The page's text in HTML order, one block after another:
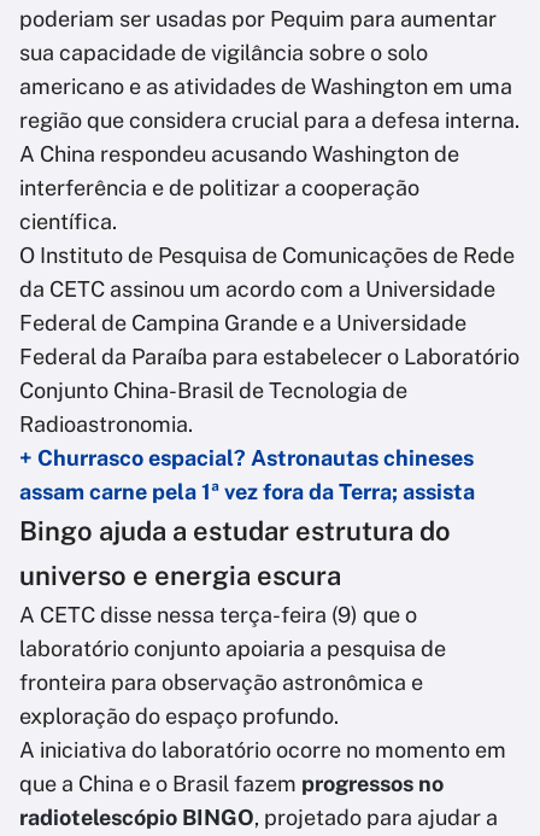
poderiam ser usadas por Pequim para aumentar
sua capacidade de vigilância sobre o solo
americano e as atividades de Washington em uma
região que considera crucial para a defesa interna.
A China respondeu acusando Washington de
interferência e de politizar a cooperação
científica.
O Instituto de Pesquisa de Comunicações de Rede
da CETC assinou um acordo com a Universidade
Federal de Campina Grande e a Universidade
Federal da Paraíba para estabelecer o Laboratório
Conjunto China-Brasil de Tecnologia de
Radioastronomia.
+ Churrasco espacial? Astronautas chineses
assam carne pela 1ª vez fora da Terra; assista
Bingo ajuda a estudar estrutura do
universo e energia escura
A CETC disse nessa terça-feira (9) que o
laboratório conjunto apoiaria a pesquisa de
fronteira para observação astronômica e
exploração do espaço profundo.
A iniciativa do laboratório ocorre no momento em
que a China e o Brasil fazem progressos no
radiotelescópio BINGO, projetado para ajudar a